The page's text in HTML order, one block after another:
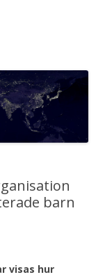
barn
visas hur